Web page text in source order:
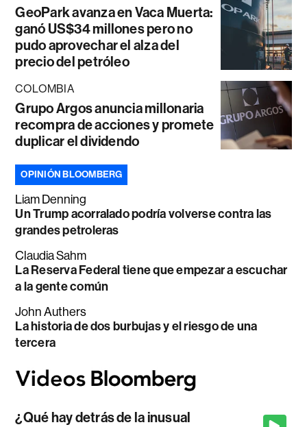
GeoPark avanza en Vaca Muerta:
ganó US$34 millones pero no
pudo aprovechar el alza del
precio del petróleo
COLOMBIA
Grupo Argos anuncia millonaria
recompra de acciones y promete
duplicar el dividendo
OPINIÓN BLOOMBERG
Liam Denning
Un Trump acorralado podría volverse contra las
grandes petroleras
Claudia Sahm
La Reserva Federal tiene que empezar a escuchar
a la gente común
John Authers
La historia de dos burbujas y el riesgo de una
tercera
¿Qué hay detrás de la inusual